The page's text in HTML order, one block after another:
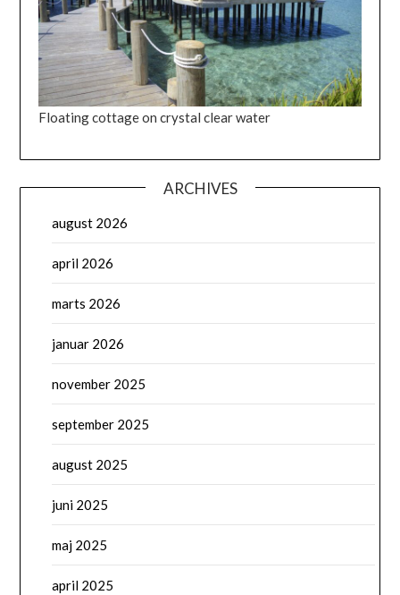
Floating cottage on crystal clear water
ARCHIVES
august 2026
april 2026
marts 2026
januar 2026
november 2025
september 2025
august 2025
juni 2025
maj 2025
april 2025